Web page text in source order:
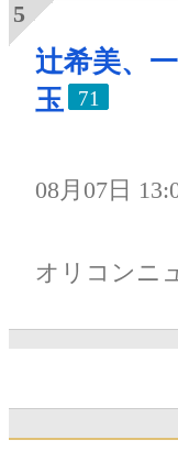
辻希美、
玉
71
08月07日
オリコンニ